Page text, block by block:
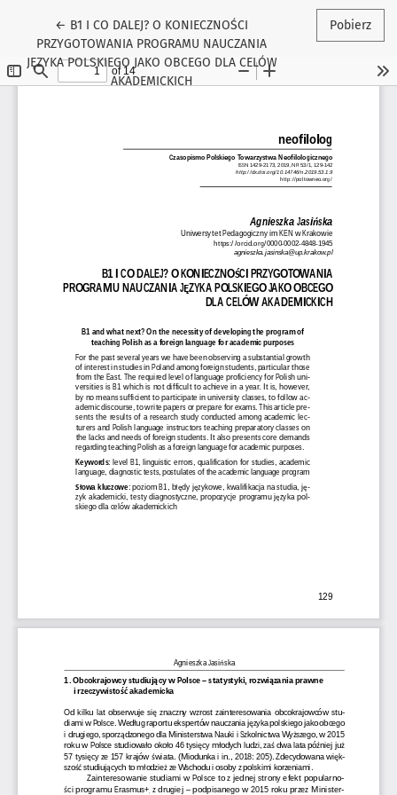
← Wróć do szczegółów artykułu
B1 I CO DALEJ? O KONIECZNOŚCI
PRZYGOTOWANIA PROGRAMU NAUCZANIA
JĘZYKA POLSKIEGO JAKO OBCEGO DLA CELÓW
AKADEMICKICH
Pobierz